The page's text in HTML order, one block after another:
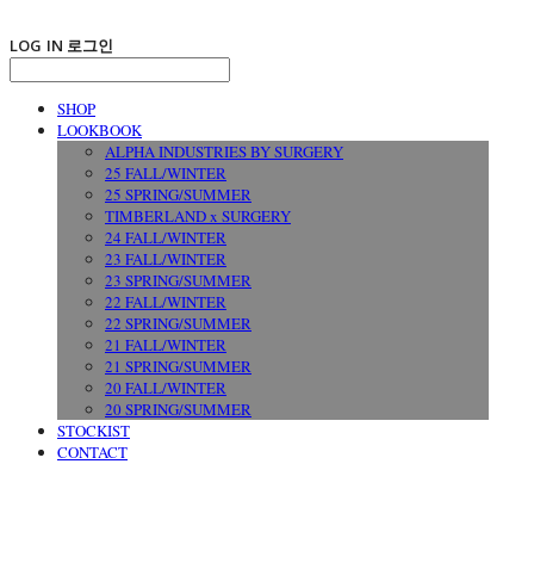
LOG IN 로그인
SHOP
LOOKBOOK
ALPHA INDUSTRIES BY SURGERY
25 FALL/WINTER
25 SPRING/SUMMER
TIMBERLAND x SURGERY
24 FALL/WINTER
23 FALL/WINTER
23 SPRING/SUMMER
22 FALL/WINTER
22 SPRING/SUMMER
21 FALL/WINTER
21 SPRING/SUMMER
20 FALL/WINTER
20 SPRING/SUMMER
STOCKIST
CONTACT